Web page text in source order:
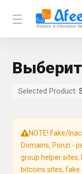
Selected Product:
NOTE! Fake/
Domains, Ponzi -
group helper sites,
bitcoins sites, fake